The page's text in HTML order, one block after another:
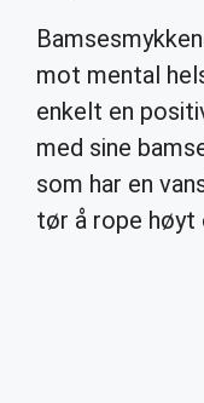
mot mental
enkelt en
med sine
som har en
tør å rope høyt